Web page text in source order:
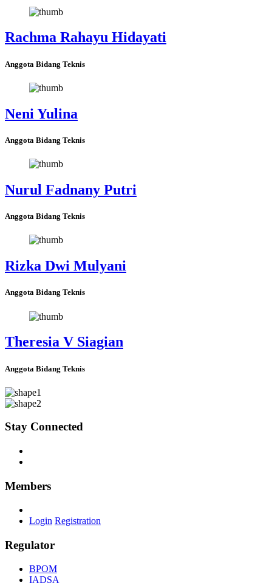
Rachma Rahayu Hidayati
Anggota Bidang Teknis
Neni Yulina
Anggota Bidang Teknis
Nurul Fadnany Putri
Anggota Bidang Teknis
Rizka Dwi Mulyani
Anggota Bidang Teknis
Theresia V Siagian
Anggota Bidang Teknis
Stay Connected
Members
Login Registration
Regulator
BPOM
IADSA